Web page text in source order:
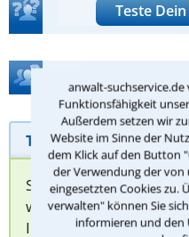
anwalt-
Funktionsfähigkeit
Außerdem setzen wir
Website im Sinne der
dem Klick auf den Button
der Verwendung der von
eingesetzten Cookies zu.
verwalten" können Sie
informieren und den
Teste
Telefonhilfe
Sie können hier Ihren
werden sich
Ihnen melden, um das